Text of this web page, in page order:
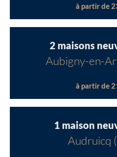
à partir de
2 maisons
Aubigny-en-
à partir de
1 maison
Audruicq